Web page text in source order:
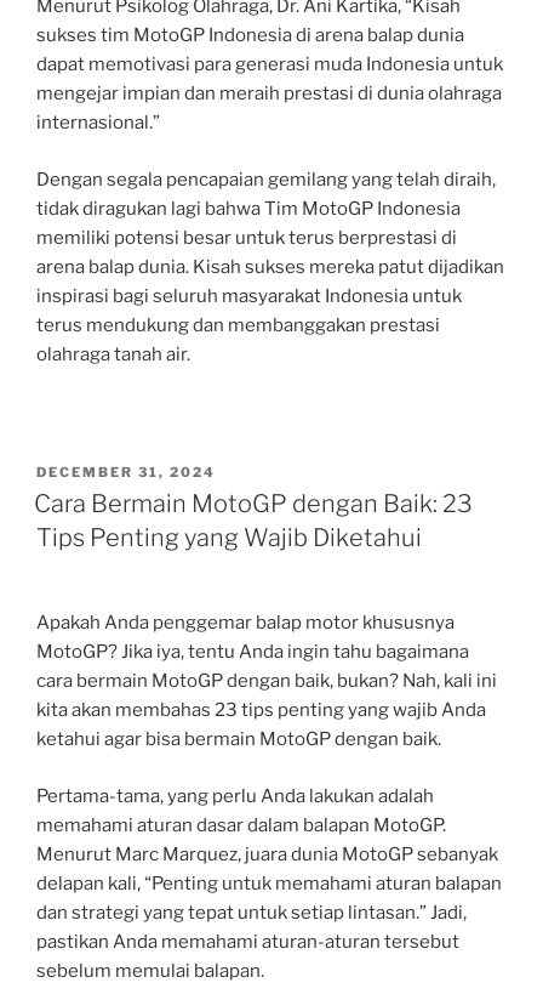
Menurut Psikolog Olahraga, Dr. Ani Kartika, “Kisah
sukses tim MotoGP Indonesia di arena balap dunia
dapat memotivasi para generasi muda Indonesia untuk
mengejar impian dan meraih prestasi di dunia olahraga
internasional.”
Dengan segala pencapaian gemilang yang telah diraih,
tidak diragukan lagi bahwa Tim MotoGP Indonesia
memiliki potensi besar untuk terus berprestasi di
arena balap dunia. Kisah sukses mereka patut dijadikan
inspirasi bagi seluruh masyarakat Indonesia untuk
terus mendukung dan membanggakan prestasi
olahraga tanah air.
POSTED
ON
DECEMBER 31, 2024
Cara Bermain MotoGP dengan Baik: 23
Tips Penting yang Wajib Diketahui
Apakah Anda penggemar balap motor khususnya
MotoGP? Jika iya, tentu Anda ingin tahu bagaimana
cara bermain MotoGP dengan baik, bukan? Nah, kali ini
kita akan membahas 23 tips penting yang wajib Anda
ketahui agar bisa bermain MotoGP dengan baik.
Pertama-tama, yang perlu Anda lakukan adalah
memahami aturan dasar dalam balapan MotoGP.
Menurut Marc Marquez, juara dunia MotoGP sebanyak
delapan kali, “Penting untuk memahami aturan balapan
dan strategi yang tepat untuk setiap lintasan.” Jadi,
pastikan Anda memahami aturan-aturan tersebut
sebelum memulai balapan.